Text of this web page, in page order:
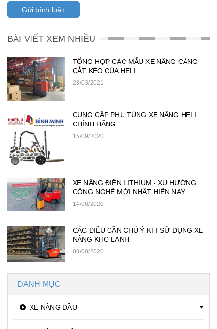
Gửi bình luận
BÀI VIẾT XEM NHIỀU
TỔNG HỢP CÁC MẪU XE NÂNG CÀNG
CẮT KÉO CỦA HELI
23/03/2021
CUNG CẤP PHỤ TÙNG XE NÂNG HELI
CHÍNH HÃNG
15/09/2020
XE NÂNG ĐIỆN LITHIUM - XU HƯỚNG
CÔNG NGHỆ MỚI NHẤT HIỆN NAY
14/08/2020
CÁC ĐIỀU CẦN CHÚ Ý KHI SỬ DỤNG XE
NÂNG KHO LẠNH
08/08/2020
DANH MỤC
XE NÂNG DẦU